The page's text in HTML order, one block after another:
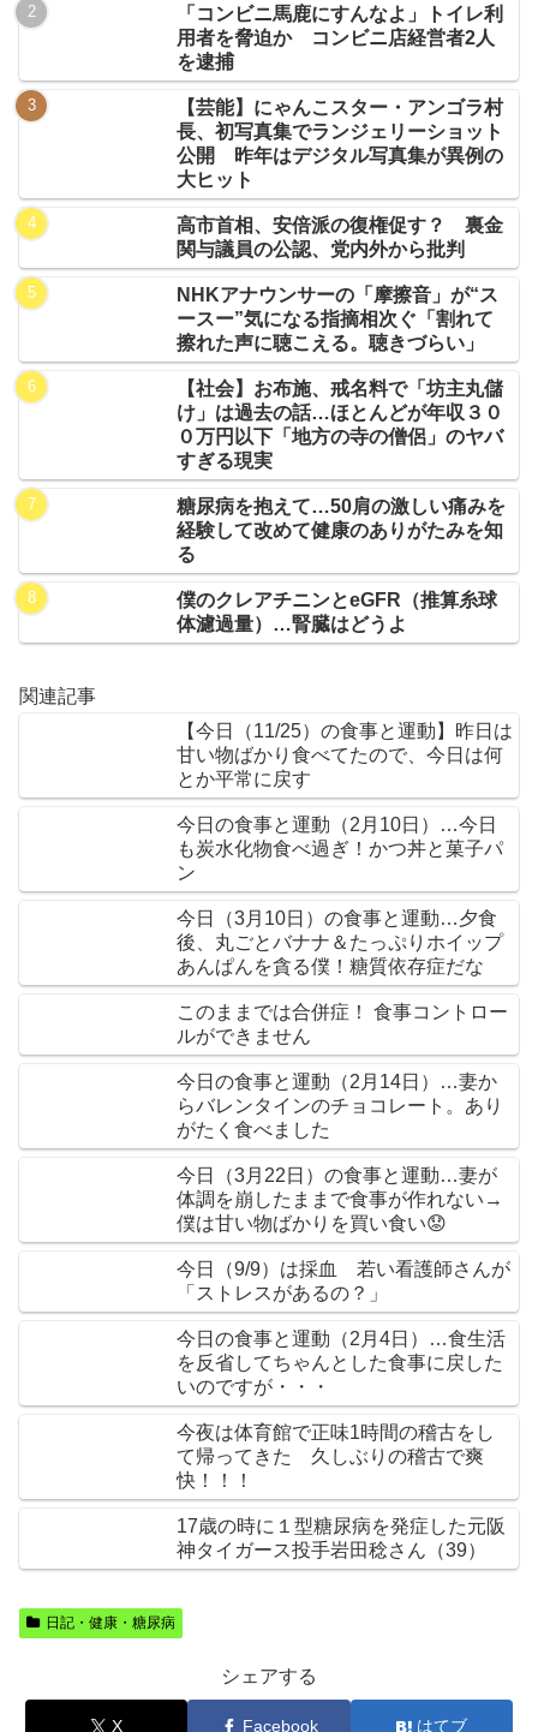
「コンビニ馬鹿にすんなよ」トイレ利
用者を脅迫か コンビニ店経営者2人
を逮捕
【芸能】にゃんこスター・アンゴラ村
長、初写真集でランジェリーショット
公開 昨年はデジタル写真集が異例の
大ヒット
高市首相、安倍派の復権促す？ 裏金
関与議員の公認、党内外から批判
NHKアナウンサーの「摩擦音」が“ス
ースー”気になる指摘相次ぐ「割れて
擦れた声に聴こえる。聴きづらい」
【社会】お布施、戒名料で「坊主丸儲
け」は過去の話…ほとんどが年収３０
０万円以下「地方の寺の僧侶」のヤバ
すぎる現実
糖尿病を抱えて…50肩の激しい痛みを
経験して改めて健康のありがたみを知
る
僕のクレアチニンとeGFR（推算糸球
体濾過量）…腎臓はどうよ
関連記事
【今日（11/25）の食事と運動】昨日は
甘い物ばかり食べてたので、今日は何
とか平常に戻す
今日の食事と運動（2月10日）…今日
も炭水化物食べ過ぎ！かつ丼と菓子パ
ン
今日（3月10日）の食事と運動…夕食
後、丸ごとバナナ＆たっぷりホイップ
あんぱんを貪る僕！糖質依存症だな
このままでは合併症！ 食事コントロー
ルができません
今日の食事と運動（2月14日）…妻か
らバレンタインのチョコレート。あり
がたく食べました
今日（3月22日）の食事と運動…妻が
体調を崩したままで食事が作れない→
僕は甘い物ばかりを買い食い😟
今日（9/9）は採血 若い看護師さんが
「ストレスがあるの？」
今日の食事と運動（2月4日）…食生活
を反省してちゃんとした食事に戻した
いのですが・・・
今夜は体育館で正味1時間の稽古をし
て帰ってきた 久しぶりの稽古で爽
快！！！
17歳の時に１型糖尿病を発症した元阪
神タイガース投手岩田稔さん（39）
日記・健康・糖尿病
シェアする
X Facebook はてブ